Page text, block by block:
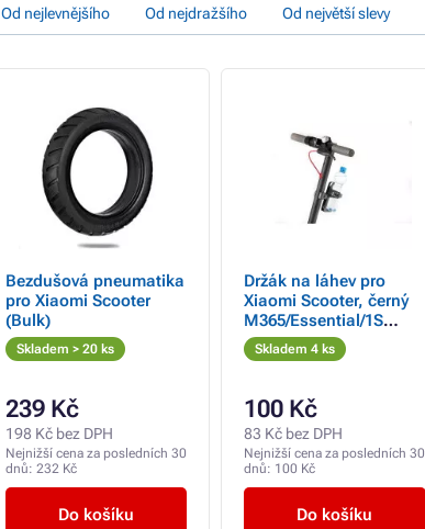
Od nejlevnějšího Od nejdražšího Od největší slevy
Bezdušová pneumatika
pro Xiaomi Scooter
(Bulk)
Skladem > 20 ks
239 Kč
198 Kč bez DPH
Nejnižší cena za posledních 30
dnů: 232 Kč
Do košíku
Držák na láhev pro
Xiaomi Scooter, černý
M365/Essential/1S
(Bulk)
Skladem 4 ks
100 Kč
83 Kč bez DPH
Nejnižší cena za posledních 30
dnů: 100 Kč
Do košíku